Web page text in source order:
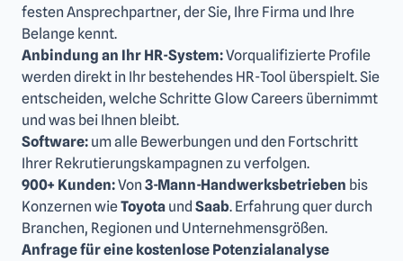
festen Ansprechpartner, der Sie, Ihre Firma und Ihre
Belange kennt.
Anbindung an Ihr HR-System:Vorqualifizierte Profile
werden direkt in Ihr bestehendes HR-Tool überspielt. Sie
entscheiden, welche Schritte Glow Careers übernimmt
und was bei Ihnen bleibt.
Software: um alle Bewerbungen und den Fortschritt
Ihrer Rekrutierungskampagnen zu verfolgen.
900+ Kunden:Von 3-Mann-Handwerksbetrieben bis
Konzernen wieToyota und Saab. Erfahrung quer durch
Branchen, Regionen und Unternehmensgrößen.
Anfrage für eine kostenlose Potenzialanalyse